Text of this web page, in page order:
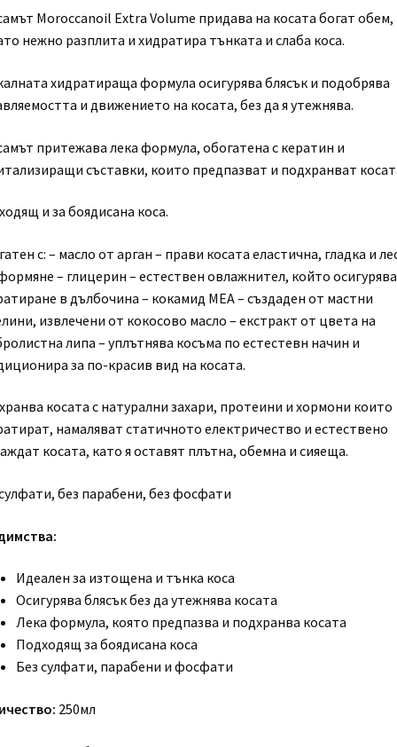
Moroccanoil Extra Volume придава на косата богат обем,
нежно разплита и хидратира тънката и слаба коса.
хидратираща формула осигурява блясък и подобрява
и движението на косата, без да я утежнява.
притежава лека формула, обогатена с кератин и
съставки, които предпазват и подхранват
и за боядисана коса.
с: – масло от арган – прави косата еластична, гладка и
– глицерин – естествен овлажнител, който осигурява
в дълбочина – кокамид MЕА – създаден от мастни
извлечени от кокосово масло – екстракт от цвета на
липа – уплътнява косъма по естестевн начин и
за по-красив вид на косата.
косата с натурални захари, протеини и хормони които
намаляват статичното електричество и естествено
косата, като я оставят плътна, обемна и сияеща.
без парабени, без фосфати
Идеален за изтощена и тънка коса
Осигурява блясък без да утежнява косата
Лека формула, която предпазва и подхранва косата
Подходящ за боядисана коса
Без сулфати, парабени и фосфати
250мл